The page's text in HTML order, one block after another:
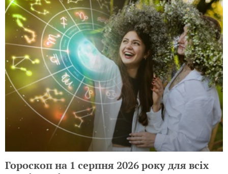
Гороскоп на 1 серпня 2026 року для всіх